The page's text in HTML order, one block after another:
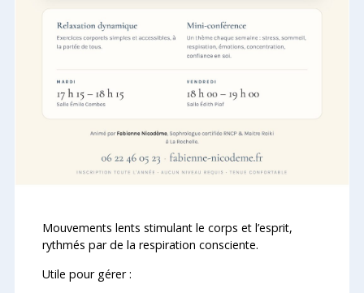
Mouvements lents stimulant le corps et l’esprit,
rythmés par de la respiration consciente.
Utile pour gérer :